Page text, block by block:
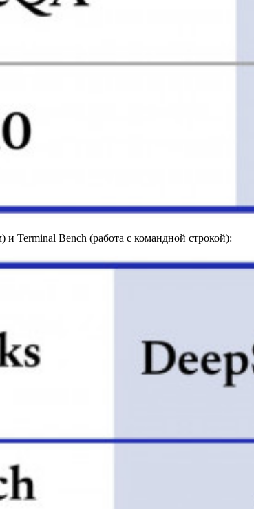
и Terminal Bench (работа с командной строкой):